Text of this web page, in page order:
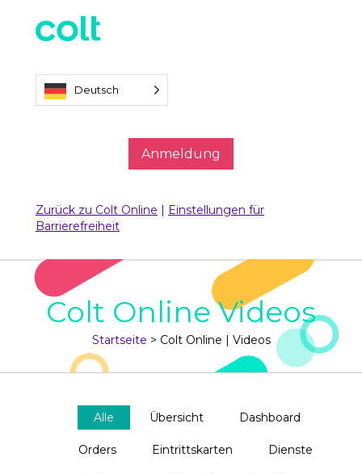
Deutsch
Anmeldung
Zurück zu Colt Online
Einstellungen für
Barrierefreiheit
Colt Online Videos
Startseite > Colt Online | Videos
Alle Übersicht Dashboard
Orders Eintrittskarten Dienste